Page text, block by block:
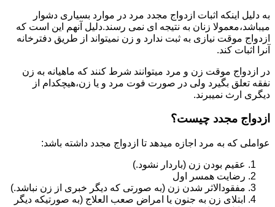
به دلیل اینکه اثبات ازدواج مجدد مرد در موارد بسیاری دشوار
میباشد،معمولا زنان به نتیجه ای نمی رسند.دلیل آنهم این است که
ازدواج موقت نیازی به ثبت ندارد و زن نمیتواند از طریق دفترخانه
آنرا اثبات کند.
در ازدواج موقت زن و مرد میتوانند شرط کنند که ماهیانه به زن
نفقه تعلق بگیرد ولی در صورت فوت مرد و یا زن،هیچکدام از
دیگری ارث نمیبرند.
ازدواج مجدد چیست؟
عواملی که به مرد اجازه میدهد تا ازدواج مجدد داشته باشد:
عقیم بودن زن (باردار نشود.)
رضایت همسر اول
مفقودالاثر شدن زن (به صورتی که دیگر خبری از زن نباشد.)
ابتلای زن به جنون یا امراض صعب العلاج (به صورتیکه دیگر